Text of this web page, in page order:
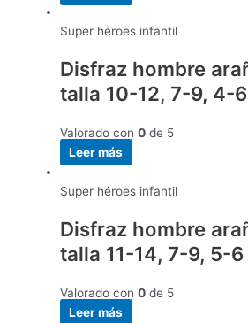
Super héroes infantil
Disfraz hombre
talla 10-12, 7-9, 4-6
Valorado con 0 de 5
Leer más
Super héroes infantil
Disfraz hombre
talla 11-14, 7-9, 5-6
Valorado con 0 de 5
Leer más